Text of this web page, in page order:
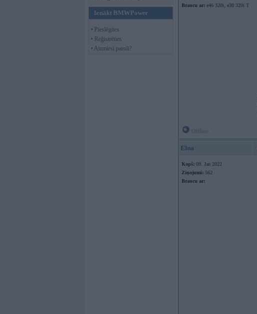
Ienākt BMWPower
• Pieslēgties
• Reģistrēties
• Aizmirsi paroli?
Braucu ar: e46 320i, e30 320i T
Elna
Kopš: 09. Jan 2022
Ziņojumi: 562
Braucu ar: